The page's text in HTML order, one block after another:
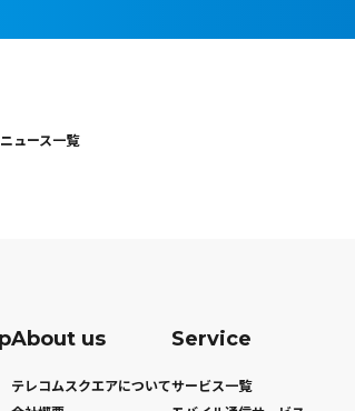
ニュース一覧
About us
テレコムスクエアについて
Service
サービス一覧